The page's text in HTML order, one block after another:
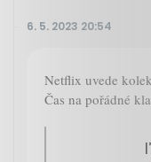
6. 5. 2023 20:54
Netflix uvede
Čas na pořádné